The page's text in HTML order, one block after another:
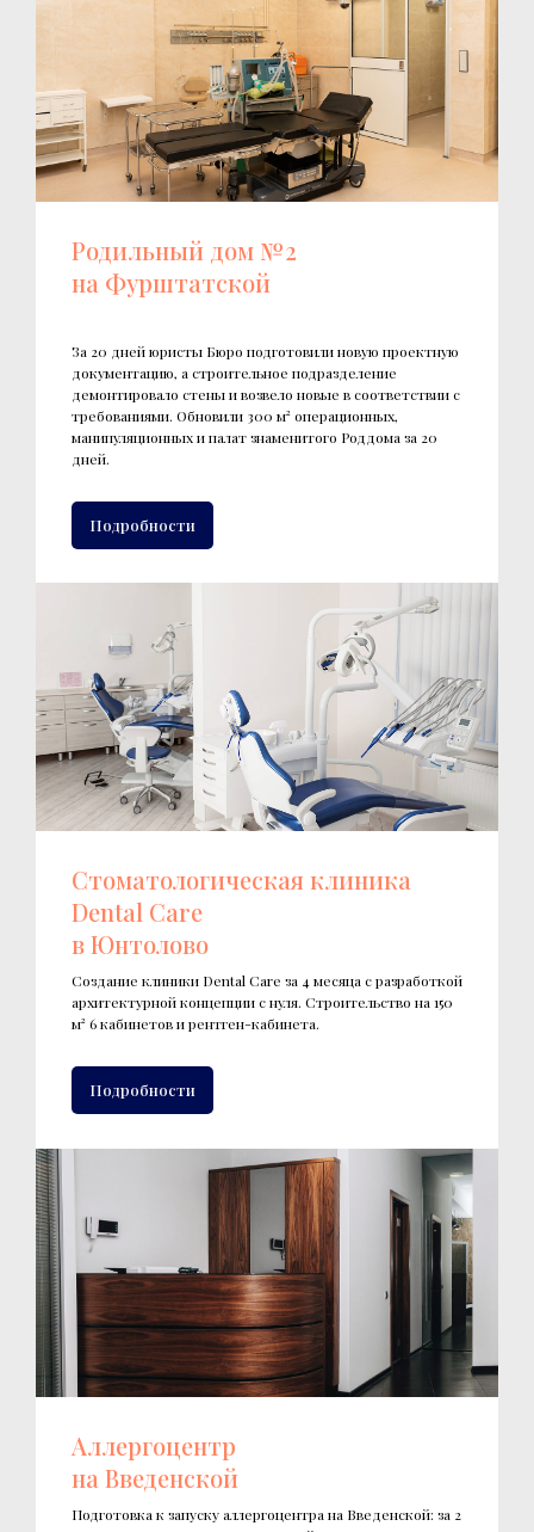
Родильный дом № 2
на Фурштатской
За 20 дней юристы Бюро подготовили новую проектную
документацию, а строительное подразделение
демонтировало стены и возвело новые в соответствии с
требованиями. Обновили 300 м² операционных,
манипуляционных и палат знаменитого Роддома за 20
дней.
Подробности
Стоматологическая клиника
Dental Care
в Юнтолово
Создание клиники Dental Care за 4 месяца с разработкой
архитектурной концепции с нуля. Строительство на 150
м² 6 кабинетов и рентген-кабинета.
Подробности
Аллергоцентр
на Введенской
Подготовка к запуску аллергоцентра на Введенской: за 2